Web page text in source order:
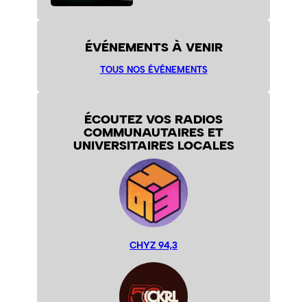
ÉVÉNEMENTS À VENIR
TOUS NOS ÉVÉNEMENTS
ÉCOUTEZ VOS RADIOS
COMMUNAUTAIRES ET
UNIVERSITAIRES LOCALES
CHYZ 94,3